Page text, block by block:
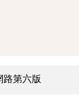
路第六版